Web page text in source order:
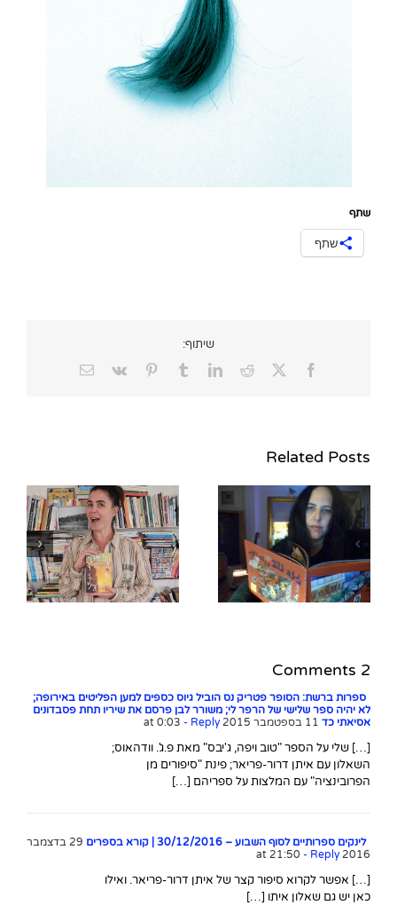
שתף
שתף
שיתוף:
Facebook
X
Reddit
LinkedIn
Tumblr
Pinterest
Vk
Email
Related Posts
השאלון עם שילה פרבר,
מחברת הנובלה הגרפית
"לילה טוב ינקלה ריצ'קין"
2 Comments
ספרות ברשת: הסופר פטריק נס הוביל גיוס כספים למען הפליטים באירופה;
לא יהיה ספר שלישי של הרפר לי; משורר לבן פרסם את שיריו תחת פסבדונים
אסיאתי כד
- Reply
[…] שלי על הספר "טוב ויפה, ג'יבס" מאת פ.ג'. וודהאוס;
השאלון עם איתן דרור-פריאר; פינת "סיפורים מן
הפרובינציה" עם המלצות על ספריהם […]
לינקים ספרותיים לסוף השבוע – 30/12/2016 | קורא בספרים
29 בדצמבר
2016 at 21:50
- Reply
[…] אפשר לקרוא סיפור קצר של איתן דרור-פריאר. ואילו
כאן יש גם שאלון איתו […]